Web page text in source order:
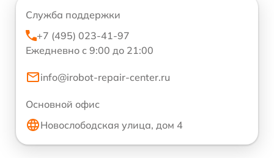
Служба поддержки
+7 (495) 023-41-97
Ежедневно с 9:00 до 21:00
info@irobot-repair-center.ru
Основной офис
Новослободская улица, дом 4